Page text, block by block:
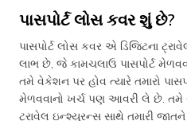
પાસપોર્ટ લોસ કવર શું છે?
પાસપોર્ટ લોસ કવર એ ડિજિટના
લાભ છે, જે કામચલાઉ પાસપોર્ટ
તમે વેકેશન પર હોવ ત્યારે તમારો
મેળવવાનો ખર્ચ પણ આવરી લે છે. તમે
ટ્રાવેલ ઇન્શ્યુરન્સ સાથે તમારી જાતને